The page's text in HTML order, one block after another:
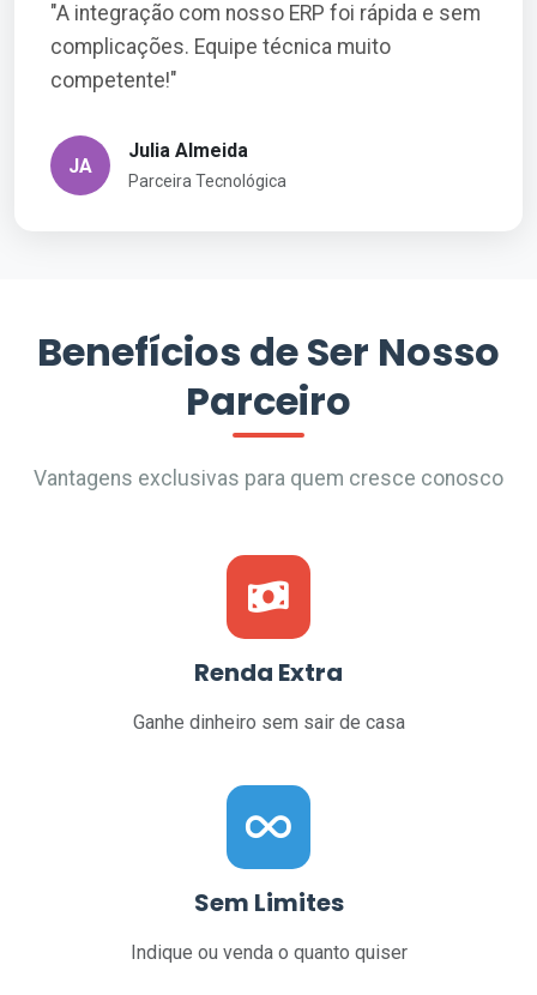
"A integração com nosso ERP foi rápida e sem
complicações. Equipe técnica muito
competente!"
JA
Julia Almeida
Parceira Tecnológica
Benefícios de Ser Nosso
Parceiro
Vantagens exclusivas para quem cresce conosco
Renda Extra
Ganhe dinheiro sem sair de casa
Sem Limites
Indique ou venda o quanto quiser